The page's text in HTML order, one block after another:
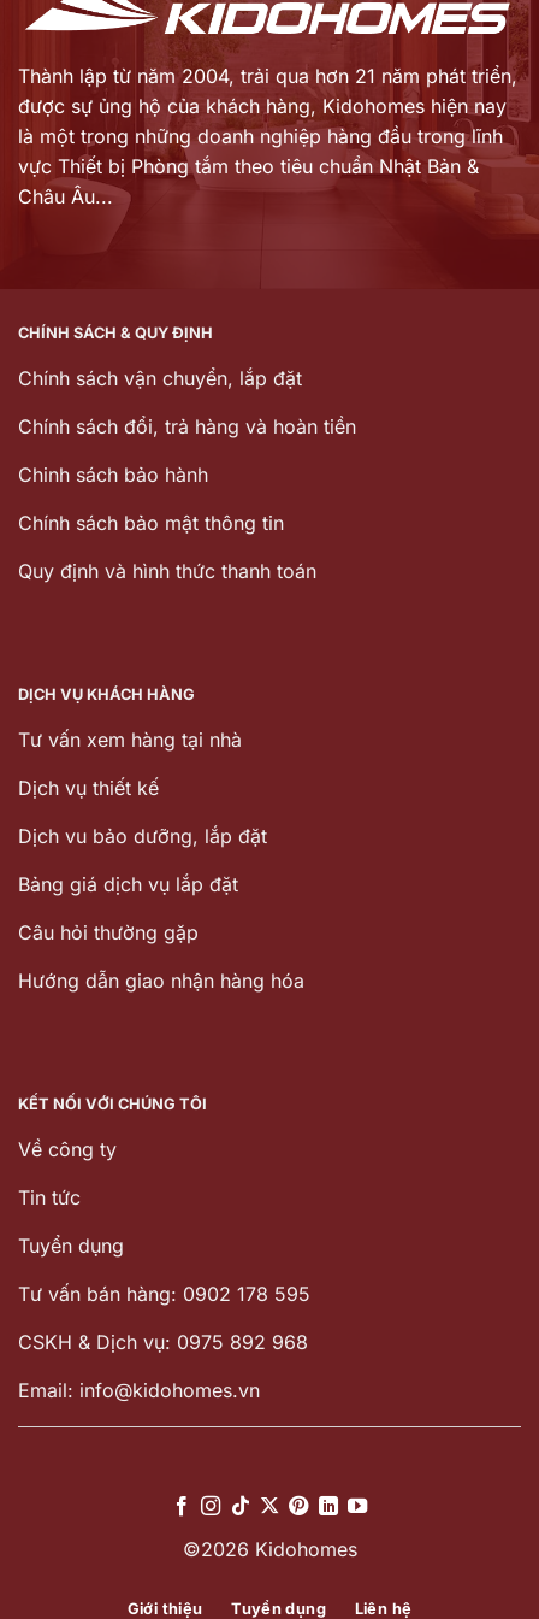
Thành lập từ năm 2004, trải qua hơn 21 năm phát triển,
được sự ủng hộ của khách hàng, Kidohomes hiện nay
là một trong những doanh nghiệp hàng đầu trong lĩnh
vực Thiết bị Phòng tắm theo tiêu chuẩn Nhật Bản &
Châu Âu...
CHÍNH SÁCH & QUY ĐỊNH
Chính sách vận chuyển, lắp đặt
Chính sách đổi, trả hàng và hoàn tiền
Chinh sách bảo hành
Chính sách bảo mật thông tin
Quy định và hình thức thanh toán
DỊCH VỤ KHÁCH HÀNG
Tư vấn xem hàng tại nhà
Dịch vụ thiết kế
Dịch vu bảo dưỡng, lắp đặt
Bảng giá dịch vụ lắp đặt
Câu hỏi thường gặp
Hướng dẫn giao nhận hàng hóa
KẾT NỐI VỚI CHÚNG TÔI
Về công ty
Tin tức
Tuyển dụng
Tư vấn bán hàng: 0902 178 595
CSKH & Dịch vụ: 0975 892 968
Email: info@kidohomes.vn
©2026 Kidohomes
Giới thiệu Tuyển dụng Liên hệ